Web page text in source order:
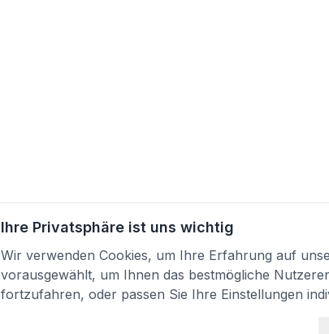
Ihre Privatsphäre ist uns wichtig
Wir verwenden Cookies, um Ihre Erfahrung auf
vorausgewählt, um Ihnen das bestmögliche
fortzufahren, oder passen Sie Ihre Einstellungen